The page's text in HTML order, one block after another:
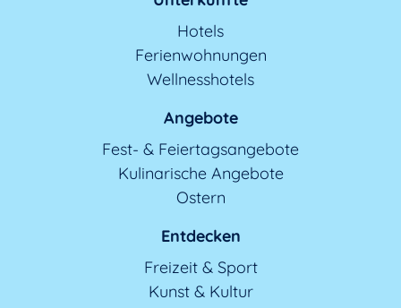
Hotels
Ferienwohnungen
Wellnesshotels
Angebote
Fest- & Feiertagsangebote
Kulinarische Angebote
Ostern
Entdecken
Freizeit & Sport
Kunst & Kultur